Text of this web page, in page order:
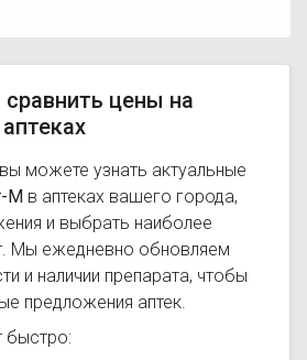
цены на
можете узнать актуальные
М в аптеках вашего города,
и выбрать наиболее
Мы ежедневно обновляем
и наличии препарата, чтобы
предложения аптек.
быстро: